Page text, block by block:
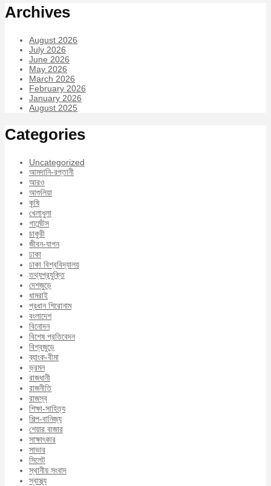
Archives
August 2026
July 2026
June 2026
May 2026
March 2026
February 2026
January 2026
August 2025
Categories
Uncategorized
আমদানি-রপ্তানী
আরও
আশুলিয়া
কৃষি
খেলাধুলা
গার্মেন্টস
চাকুরী
জীবন-যাপন
ঢাকা
ঢাকা বিশ্ববিদ্যালয়
তথ্যপ্রযুক্তি
দেশজুড়ে
ধামরাই
প্রধান শিরোনাম
বংলাদেশ
বিনোদন
বিশেষ প্রতিবেদন
বিশ্বজুড়ে
ব্যাংক-বীমা
ভ্রমন
রাজধানী
রাজনীতি
রাজস্ব
শিক্ষা-সাহিত্য
শিল্প-বানিজ্য
শেয়ার বাজার
সাক্ষাৎকার
সাভার
সিলেট
স্থানীয় সংবাদ
স্বাস্থ্য